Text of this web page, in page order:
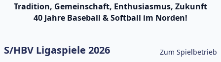
Tradition, Gemeinschaft, Enthusiasmus, Zukunft
40 Jahre Baseball & Softball im Norden!
S/HBV Ligaspiele 2026 Zum Spielbetrieb